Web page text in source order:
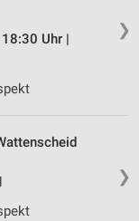
❯
Uhr |
❯